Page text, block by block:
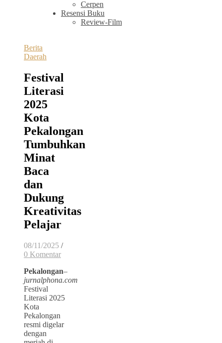
Cerpen
Resensi Buku
Review-Film
Berita
Daerah
Festival
Literasi
2025
Kota
Pekalongan
Tumbuhkan
Minat
Baca
dan
Dukung
Kreativitas
Pelajar
08/11/2025 /
0 Komentar
Pekalongan–
jurnalphona.com
Festival
Literasi 2025
Kota
Pekalongan
resmi digelar
dengan